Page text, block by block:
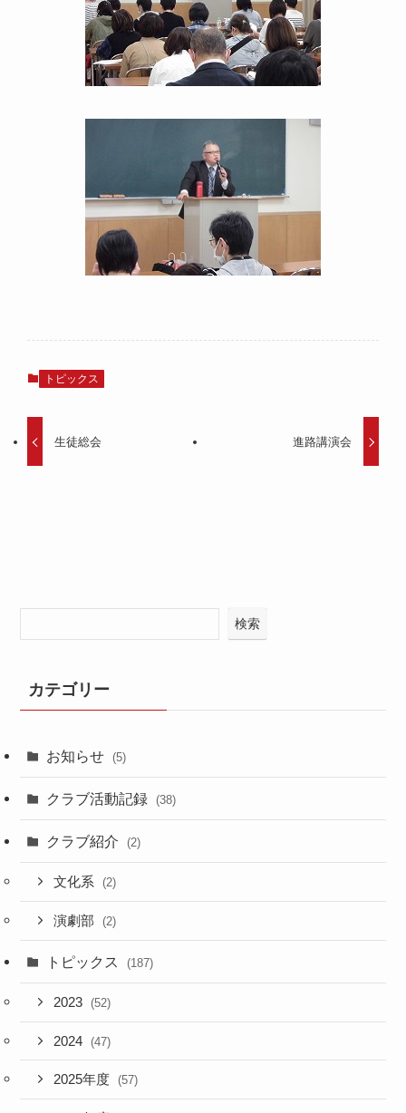
トピックス
生徒総会 進路講演会
検索
カテゴリー
お知らせ (5)
クラブ活動記録 (38)
クラブ紹介 (2)
文化系 (2)
演劇部 (2)
トピックス (187)
2023 (52)
2024 (47)
2025年度 (57)